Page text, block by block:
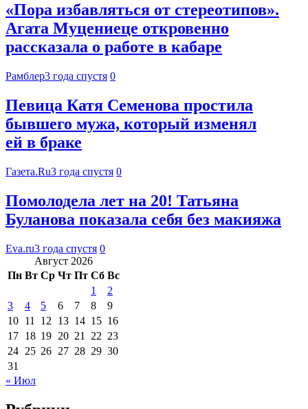
«Пора избавляться от стереотипов».
Агата Муцениеце откровенно
рассказала о работе в кабаре
Рамблер3 года спустя 0
Певица Катя Семенова простила
бывшего мужа, который изменял
ей в браке
Газета.Ru3 года спустя 0
Помолодела лет на 20! Татьяна
Буланова показала себя без макияжа
Eva.ru3 года спустя 0
Август 2026
Пн Вт Ср Чт Пт Сб Вс
1
2
3
4 5 6 7 8
9
10 11 12 13 14 15 16
17 18 19 20 21 22 23
24 25 26 27 28 29 30
31
« Июл